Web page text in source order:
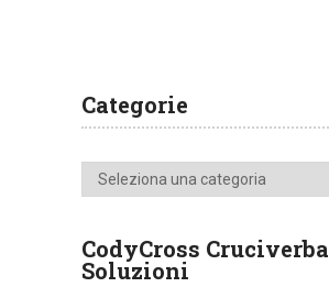
Categorie
Categorie
CodyCross Cruciverba
Soluzioni